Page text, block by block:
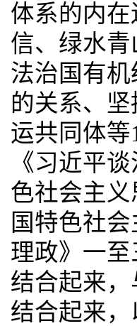
体系的内
信、绿水
法治国有
的关系、
运共同体
《习近平
色社会主
国特色社
理政》一
结合起来
结合起来